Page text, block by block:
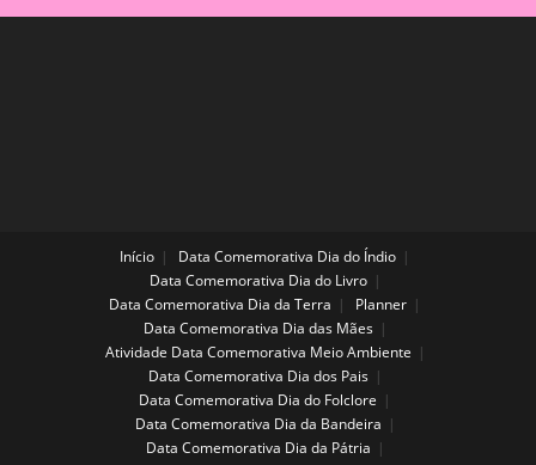
Início
Data Comemorativa Dia do Índio
Data Comemorativa Dia do Livro
Data Comemorativa Dia da Terra
Planner
Data Comemorativa Dia das Mães
Atividade Data Comemorativa Meio Ambiente
Data Comemorativa Dia dos Pais
Data Comemorativa Dia do Folclore
Data Comemorativa Dia da Bandeira
Data Comemorativa Dia da Pátria